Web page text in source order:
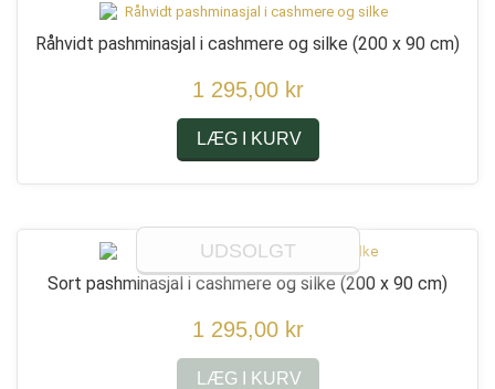
Råhvidt pashminasjal i cashmere og silke (200 x 90 cm)
1 295,00 kr
LÆG I KURV
UDSOLGT
Sort pashminasjal i cashmere og silke (200 x 90 cm)
1 295,00 kr
LÆG I KURV